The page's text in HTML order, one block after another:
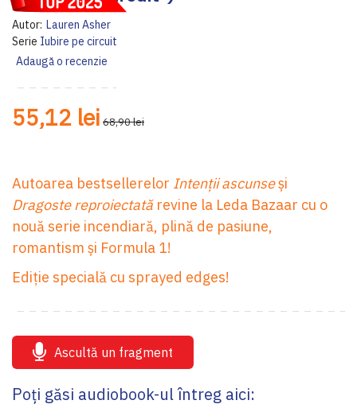
Autor: Lauren Asher
Serie Iubire pe circuit
Adaugă o recenzie
55,12 lei 68,90 lei
Autoarea bestsellerelor Intenții ascunseși
Dragoste reproiectatărevine la Leda Bazaar cu o
nouă serie incendiară, plină de pasiune,
romantism și Formula 1!
Ediție specială cu sprayed edges!
Ascultă un fragment
Poți găsi audiobook-ul întreg aici:
of
the
images
gallery